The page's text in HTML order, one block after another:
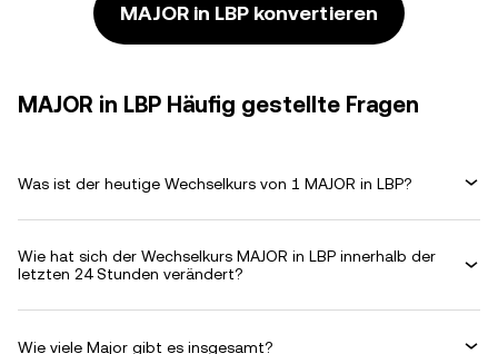
MAJOR in LBP konvertieren
MAJOR in LBP Häufig gestellte Fragen
Was ist der heutige Wechselkurs von 1 MAJOR in LBP?
Wie hat sich der Wechselkurs MAJOR in LBP innerhalb der
letzten 24 Stunden verändert?
Wie viele Major gibt es insgesamt?